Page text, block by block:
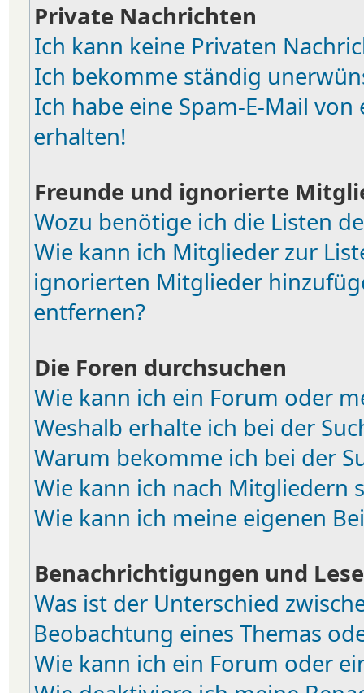
Private Nachrichten
Ich kann keine Privaten
Ich bekomme ständig
Ich habe eine Spam-E-Mail
erhalten!
Freunde und ignorierte
Wozu benötige ich die Listen
Wie kann ich Mitglieder zur
ignorierten Mitglieder
entfernen?
Die Foren durchsuchen
Wie kann ich ein Forum oder
Weshalb erhalte ich bei der
Warum bekomme ich bei der
Wie kann ich nach Mitgliedern
Wie kann ich meine eigenen
Benachrichtigungen und
Was ist der Unterschied
Beobachtung eines Themas
Wie kann ich ein Forum oder